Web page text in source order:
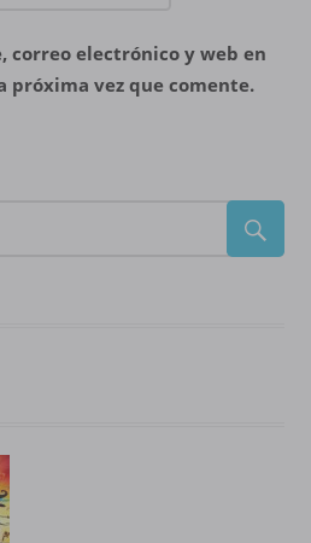
correo electrónico y web en
próxima vez que comente.